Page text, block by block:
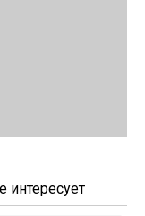
интересует